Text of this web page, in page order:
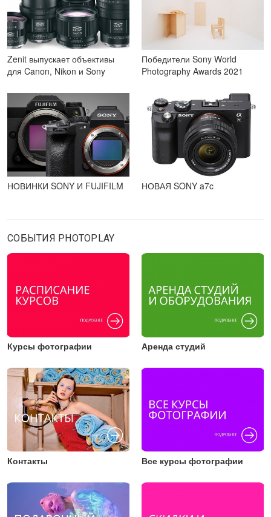
Zenit выпускает объективы
для Canon, Nikon и Sony
Победители Sony World
Photography Awards 2021
НОВИНКИ SONY И FUJIFILM НОВАЯ SONY a7c
СОБЫТИЯ PHOTOPLAY
Курсы фотографии Аренда студий
Контакты Все курсы фотографии